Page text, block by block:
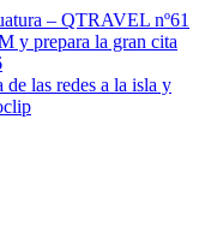
– QTRAVEL nº61
y prepara la gran cita
las redes a la isla y